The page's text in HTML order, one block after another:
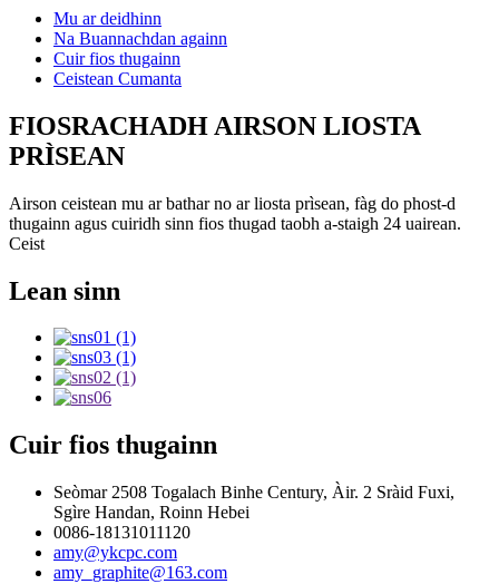
Mu ar deidhinn
Na Buannachdan againn
Cuir fios thugainn
Ceistean Cumanta
FIOSRACHADH AIRSON LIOSTA
PRÌSEAN
Airson ceistean mu ar bathar no ar liosta prìsean, fàg do phost-d
thugainn agus cuiridh sinn fios thugad taobh a-staigh 24 uairean.
Ceist
Lean sinn
Cuir fios thugainn
Seòmar 2508 Togalach Binhe Century, Àir. 2 Sràid Fuxi,
Sgìre Handan, Roinn Hebei
0086-18131011120
amy@ykcpc.com
amy_graphite@163.com